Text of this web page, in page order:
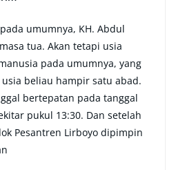
umumnya, KH. Abdul
tua. Akan tetapi usia
pada umumnya, yang
beliau hampir satu abad.
bertepatan pada tanggal
pukul 13:30. Dan setelah
Pesantren Lirboyo dipimpin